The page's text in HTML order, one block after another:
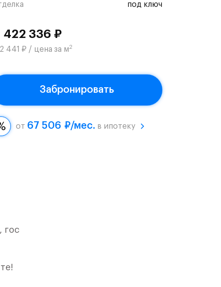
под ключ
422 336 ₽
441 ₽ / цена за м2
Забронировать
от 67 506 ₽/мес. в ипотеку
гос